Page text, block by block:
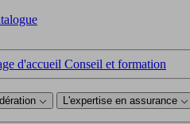
d'accueil Conseil et formation
L'expertise en assurance